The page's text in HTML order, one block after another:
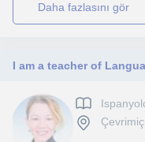
daha fazlasını gör
I am a teacher of